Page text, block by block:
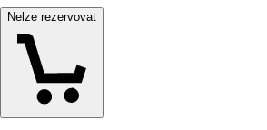
Nelze rezervovat